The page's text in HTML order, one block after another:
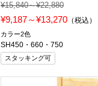
¥15,840～¥22,880
¥9,187～¥13,270 （税込）
カラー2色
SH450・660・750
スタッキング可